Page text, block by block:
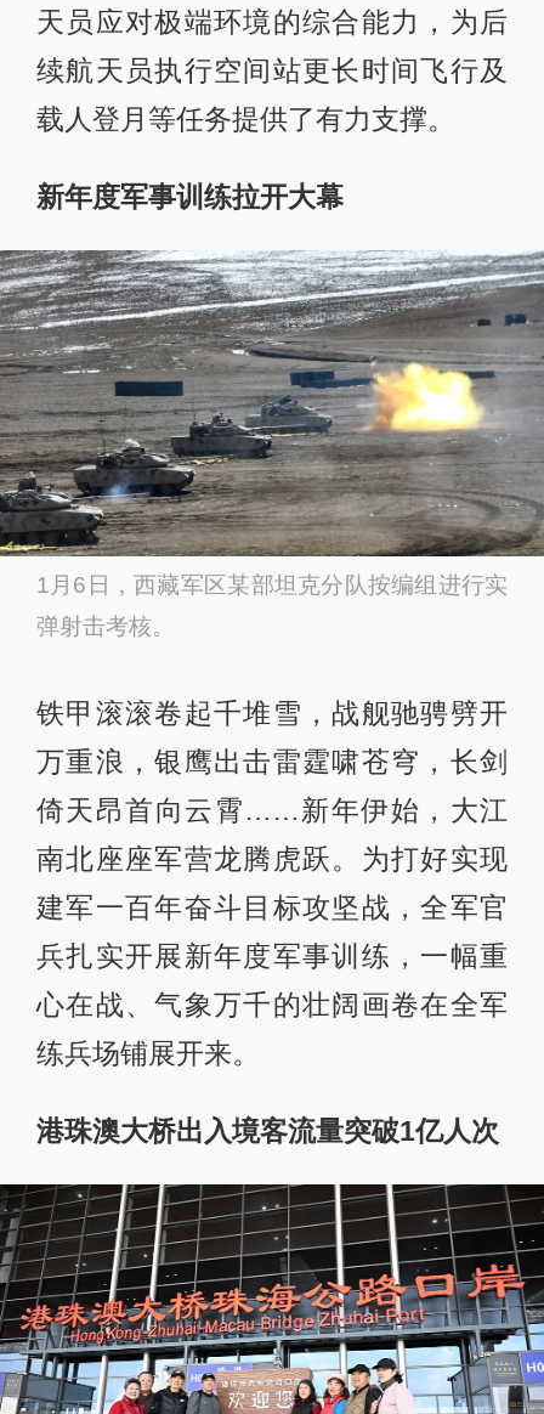
天员应对极端环境的综合能力，为后
续航天员执行空间站更长时间飞行及
载人登月等任务提供了有力支撑。
新年度军事训练拉开大幕
1月6日，西藏军区某部坦克分队按编组进行实
弹射击考核。
铁甲滚滚卷起千堆雪，战舰驰骋劈开
万重浪，银鹰出击雷霆啸苍穹，长剑
倚天昂首向云霄……新年伊始，大江
南北座座军营龙腾虎跃。为打好实现
建军一百年奋斗目标攻坚战，全军官
兵扎实开展新年度军事训练，一幅重
心在战、气象万千的壮阔画卷在全军
练兵场铺展开来。
港珠澳大桥出入境客流量突破1亿人次